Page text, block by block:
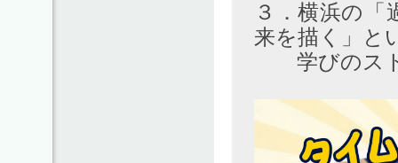
３．横浜の
来を描く」と
学びのス